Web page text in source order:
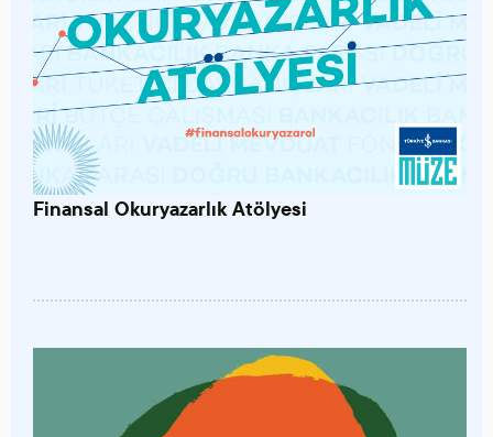
Finansal Okuryazarlık Atölyesi